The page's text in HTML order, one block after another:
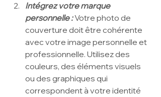
Intégrez votre marque
personnelle :Votre photo de
couverture doit être cohérente
avec votre image personnelle et
professionnelle. Utilisez des
couleurs, des éléments visuels
ou des graphiques qui
correspondent à votre identité